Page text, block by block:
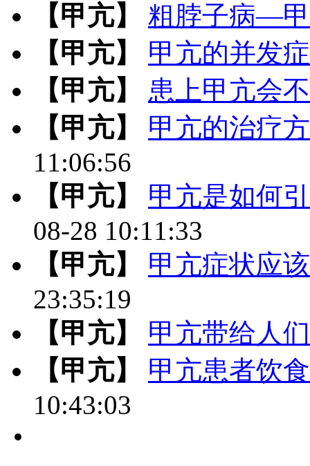
【甲亢】
粗脖子病—
【甲亢】
甲亢的并发症
【甲亢】
患上甲亢会
【甲亢】
甲亢的治疗
11:06:56
【甲亢】
甲亢是如何
08-28 10:11:33
【甲亢】
甲亢症状应
23:35:19
【甲亢】
甲亢带给人
【甲亢】
甲亢患者饮
10:43:03